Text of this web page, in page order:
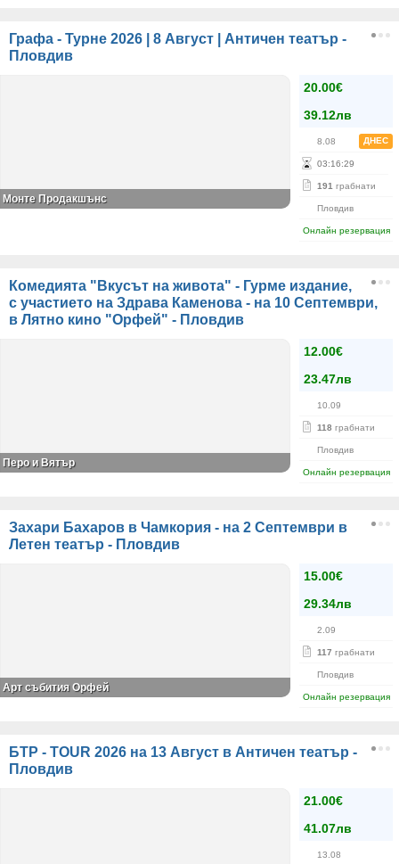
Графа - Турне 2026 | 8 Август | Античен театър -
Пловдив
20.00€
39.12лв
8.08 ДНЕС
03:16:28
191 грабнати
Пловдив
Онлайн резервация
Монте Продакшънс
Комедията "Вкусът на живота" - Гурме издание,
с участието на Здрава Каменова - на 10 Септември,
в Лятно кино "Орфей" - Пловдив
12.00€
23.47лв
10.09
118 грабнати
Пловдив
Онлайн резервация
Перо и Вятър
Захари Бахаров в Чамкория - на 2 Септември в
Летен театър - Пловдив
15.00€
29.34лв
2.09
117 грабнати
Пловдив
Онлайн резервация
Арт събития Орфей
БТР - TOUR 2026 на 13 Август в Античен театър -
Пловдив
21.00€
41.07лв
13.08